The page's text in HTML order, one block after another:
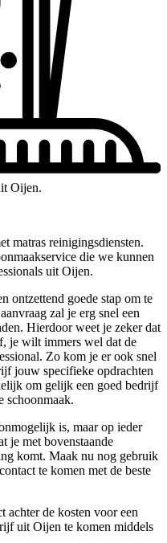
Oijen.
matras reinigingsdiensten.
die we kunnen
uit Oijen.
ontzettend goede stap om te
zal je erg snel een
Hierdoor weet je zeker dat
je wilt immers wel dat de
Zo kom je er ook snel
jouw specifieke opdrachten
om gelijk een goed bedrijf
schoonmaak.
is, maar op ieder
je met bovenstaande
komt. Maak nu nog gebruik
te komen met de beste
achter de kosten voor een
uit Oijen te komen middels